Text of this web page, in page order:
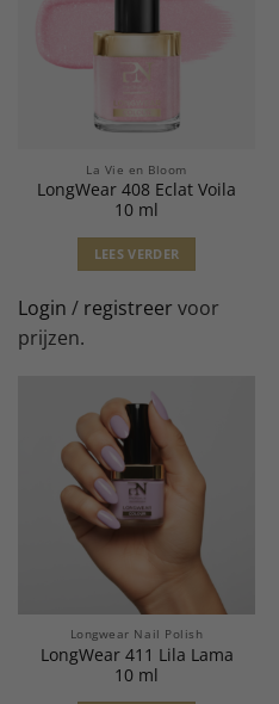
La Vie en Bloom
LongWear 408 Eclat Voila
10 ml
LEES VERDER
Login / registreer voor
prijzen.
Longwear Nail Polish
LongWear 411 Lila Lama
10 ml